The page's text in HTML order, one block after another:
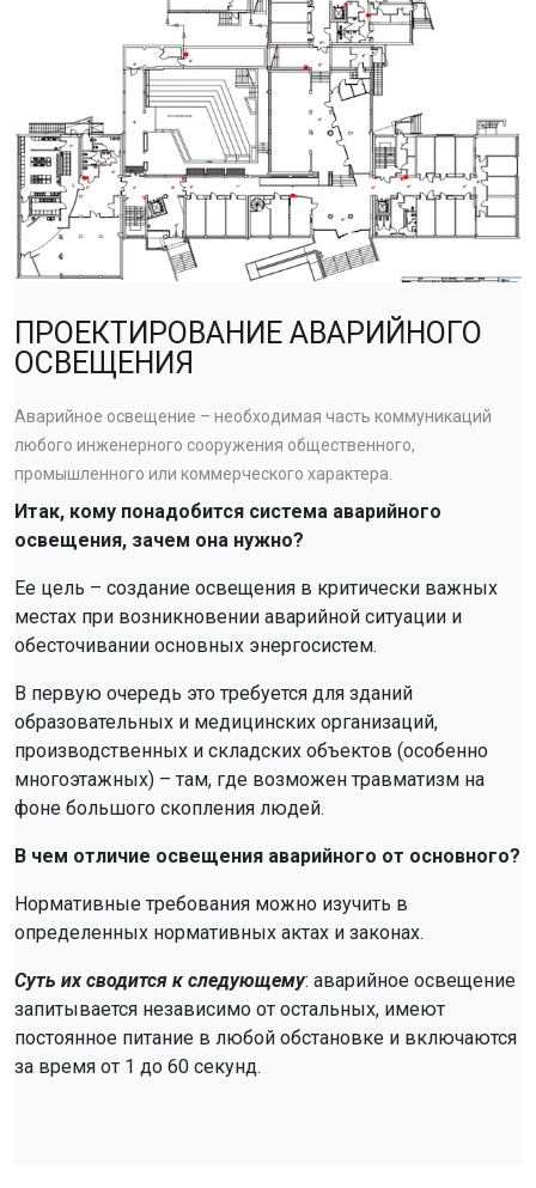
ПРОЕКТИРОВАНИЕ АВАРИЙНОГО
ОСВЕЩЕНИЯ
Аварийное освещение – необходимая часть коммуникаций
любого инженерного сооружения общественного,
промышленного или коммерческого характера.
Итак, кому понадобится система аварийного
освещения, зачем она нужно?
Ее цель – создание освещения в критически важных
местах при возникновении аварийной ситуации и
обесточивании основных энергосистем.
В первую очередь это требуется для зданий
образовательных и медицинских организаций,
производственных и складских объектов (особенно
многоэтажных) – там, где возможен травматизм на
фоне большого скопления людей.
В чем отличие освещения аварийного от основного?
Нормативные требования можно изучить в
определенных нормативных актах и законах.
Суть их сводится к следующему: аварийное освещение
запитывается независимо от остальных, имеют
постоянное питание в любой обстановке и включаются
за время от 1 до 60 секунд.